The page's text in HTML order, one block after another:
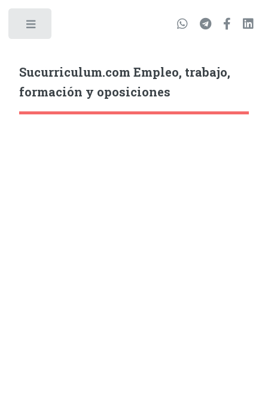
Sucurriculum.com Empleo, trabajo,
formación y oposiciones